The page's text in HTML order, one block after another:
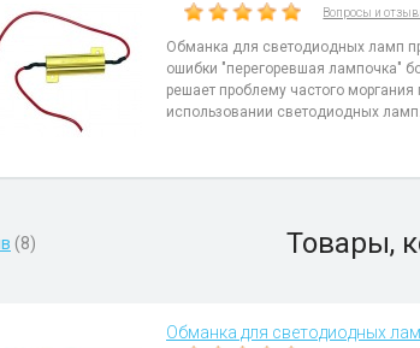
Вопросы и
Обманка для светодиодных ламп
ошибки "перегоревшая лампочка"
решает проблему частого моргания
использовании светодиодных ламп.
(8) Товары,
Обманка для светодиодных